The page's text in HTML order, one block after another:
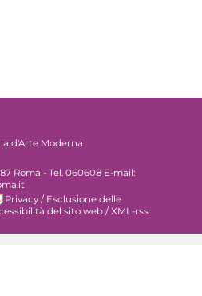
d'Arte Moderna
Roma - Tel. 060608 E-mail:
Privacy / Esclusione delle
del sito web / XML-rss